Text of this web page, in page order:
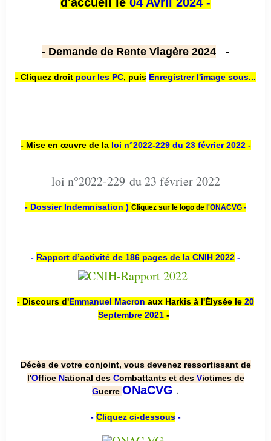
- Demande de Rente Viagère 2024 -
- Cliquez droit pour les PC, puis Enregistrer l'image sous...
- Mise en œuvre de la loi n°2022-229 du 23 février 2022 -
loi n°2022-229 du 23 février 2022
- Dossier Indemnisation ) Cliquez sur le logo de l'ONACVG -
- Rapport d’activité de 186 pages de la CNIH 2022 -
- Discours d'Emmanuel Macron aux Harkis à l'Élysée le 20
Septembre 2021 -
Décès de votre conjoint, vous devenez ressortissant de
l'Office National des Combattants et des Victimes de
Guerre ONaCVG .
- Cliquez ci-dessous-